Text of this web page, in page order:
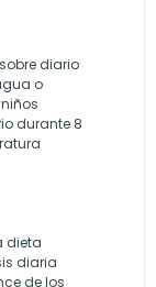
diario
o
durante 8
dieta
diaria
de los